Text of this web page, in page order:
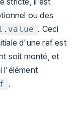
ou des
. Ceci
d'une ref est
soit monté, et
l'élément
.